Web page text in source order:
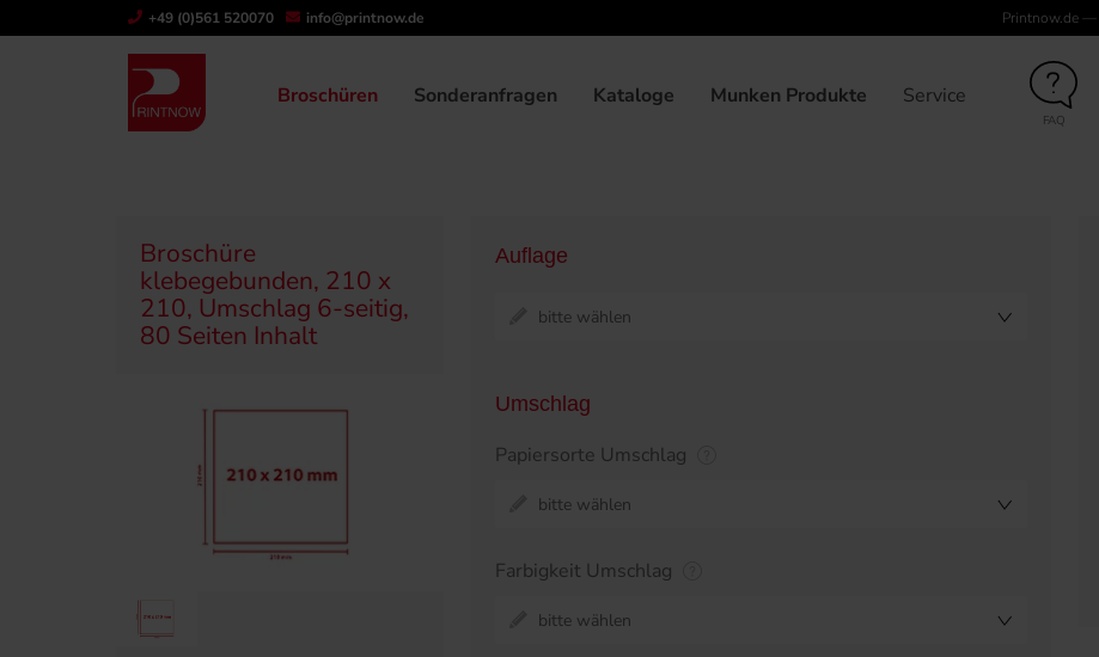
+49 (0)561 520070 info@printnow.de Printnow.de —
Broschüren Sonderanfragen Kataloge Munken Produkte Service
FAQ
Produktübersicht Broschüren Klebegebunden Broschüre klebegebunden, 210 x 210, Umschlag 6-seitig,
Broschüre
klebegebunden, 210 x
210, Umschlag 6-seitig,
80 Seiten Inhalt
Auflage
bitte wählen
Umschlag
Papiersorte Umschlag
bitte wählen
Farbigkeit Umschlag
bitte wählen